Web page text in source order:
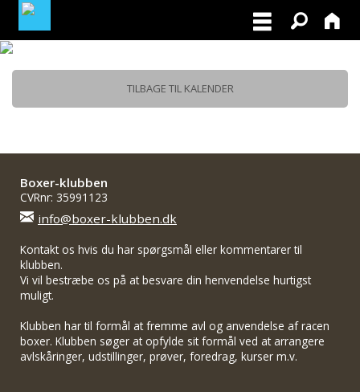
TILBAGE TIL KALENDER
Boxer-klubben
CVRnr: 35991123
info@boxer-klubben.dk
Kontakt os hvis du har spørgsmål eller kommentarer til
klubben.
Vi vil bestræbe os på at besvare din henvendelse hurtigst
muligt.
Klubben har til formål at fremme avl og anvendelse af racen
boxer. Klubben søger at opfylde sit formål ved at arrangere
avlskåringer, udstillinger, prøver, foredrag, kurser m.v.